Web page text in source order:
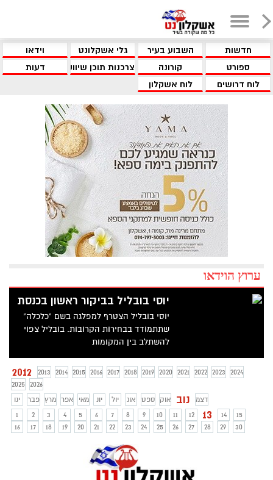
חדשות השבוע בעיר גלי אשקלונט
וידאו
ספורט
קורונה צרכנות תוכן שיווקי
דעות
לוח דרושים
לוח אשקלון
ערוץ הוידאו
יוסי בובליל בביקור ראשון בכנסת
יוסי בובליל הצטרף למפלגה בשם "כלכלה"
שתתמודד בבחירות הקרובות. בובליל צפוי
להשתלב בין המקומות
2012 2013 2014 2015 2016 2017 2018 2019 2020 2021 2022 2023
2024
2025
2026
ינו
פבר מרץ אפר מאי יונ יול אוג ספט אוק נוב
דצמ
1
2 3 4 5 6 7 8 9 10 11 12 13 14
15
16
17 18 19 20 21 22 23 24 25 26 27 28 29 30